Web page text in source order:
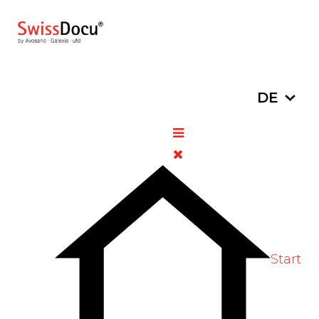
DE
Start
Hepatotoxische Effekte in
Verbindung mit niedrig
doisertem Cannabidiol (CBD)
Pharmazie
/5
Bitte bewerten